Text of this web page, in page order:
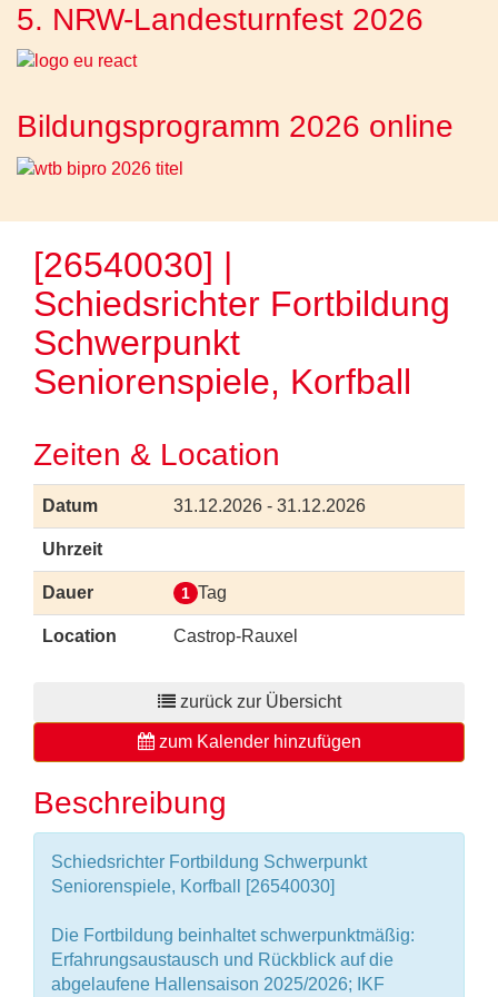
5. NRW-Landesturnfest 2026
Bildungsprogramm 2026 online
[26540030] |
Schiedsrichter Fortbildung
Schwerpunkt
Seniorenspiele, Korfball
Zeiten & Location
Datum 31.12.2026 - 31.12.2026
Uhrzeit
Dauer 1 Tag
Location Castrop-Rauxel
zurück zur Übersicht
zum Kalender hinzufügen
Beschreibung
Schiedsrichter Fortbildung Schwerpunkt
Seniorenspiele, Korfball [26540030]
Die Fortbildung beinhaltet schwerpunktmäßig:
Erfahrungsaustausch und Rückblick auf die
abgelaufene Hallensaison 2025/2026; IKF